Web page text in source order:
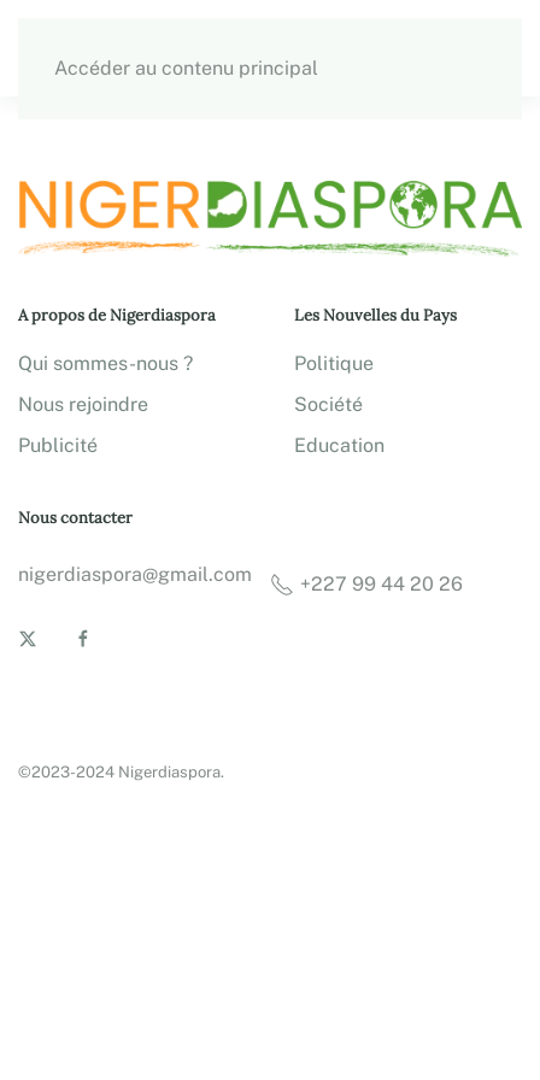
Accéder au contenu principal
A propos de Nigerdiaspora
Qui sommes-nous ?
Nous rejoindre
Publicité
Les Nouvelles du Pays
Politique
Société
Education
Nous contacter
nigerdiaspora@gmail.com +227 99 44 20 26
©2023-2024 Nigerdiaspora.